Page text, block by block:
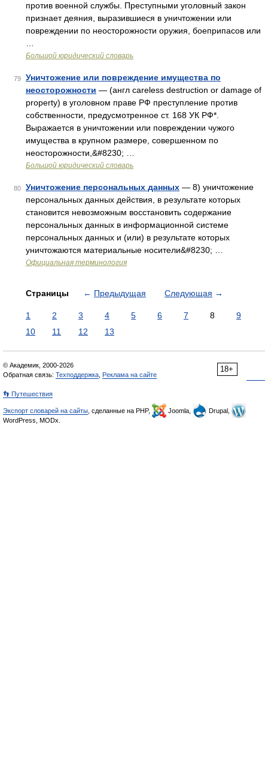
против военной службы. Преступными уголовный закон
признает деяния, выразившиеся в уничтожении или
повреждении по неосторожности оружия, боеприпасов или
Большой юридический словарь
79
Уничтожение или повреждение имущества по
неосторожности — (англ careless destruction or damage of
property) в уголовном праве РФ преступление против
собственности, предусмотренное ст. 168 УК РФ*.
Выражается в уничтожении или повреждении чужого
имущества в крупном размере, совершенном по
неосторожности,&#8230; …
Большой юридический словарь
80 Уничтожение персональных данных — 8) уничтожение
персональных данных действия, в результате которых
становится невозможным восстановить содержание
персональных данных в информационной системе
персональных данных и (или) в результате которых
уничтожаются материальные носители&#8230; …
Официальная терминология
Страницы ← Предыдущая Следующая →
1 2 3 4 5 6 7 8
9
10
11 12 13
18+
© Академик, 2000-2026
Обратная связь: Техподдержка Реклама на сайте
👣 Путешествия
Экспорт словарей на сайты , сделанные на PHP, Joomla,
Drupal,
WordPress, MODx.